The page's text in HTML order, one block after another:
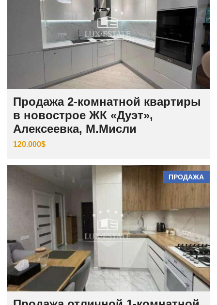
Продажа 2-комнатной квартиры
в новострое ЖК «Дуэт»,
Алексеевка, М.Мисли
120.000$
ПРОДАЖА